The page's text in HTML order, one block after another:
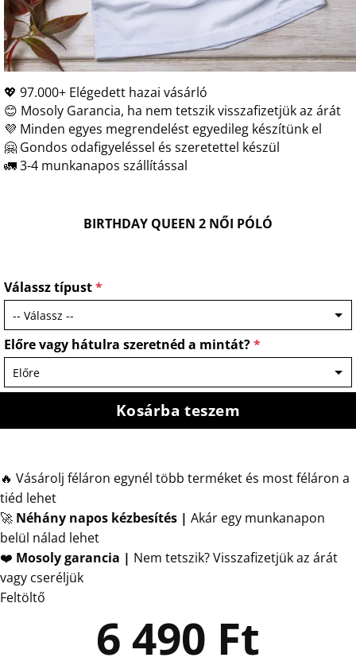
💖 97.000+ Elégedett hazai vásárló
😊 Mosoly Garancia, ha nem tetszik visszafizetjük az árát
💜 Minden egyes megrendelést egyedileg készítünk el
🤗 Gondos odafigyeléssel és szeretettel készül
🚛 3-4 munkanapos szállítással
BIRTHDAY QUEEN 2 NŐI PÓLÓ
Válassz típust*
Előre vagy hátulra szeretnéd a mintát?*
Kosárba teszem
🔥 Vásárolj féláron egynél több terméket és most féláron a
tiéd lehet
🚀 Néhány napos kézbesítés | Akár egy munkanapon
belül nálad lehet
❤️ Mosoly garancia | Nem tetszik? Visszafizetjük az árát
vagy cseréljük
Feltöltő
6 490 Ft